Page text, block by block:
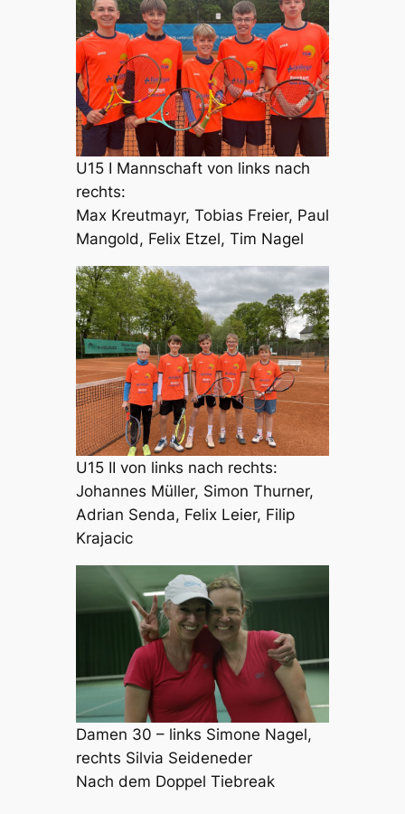
U15 I Mannschaft von links nach
rechts:
Max Kreutmayr, Tobias Freier, Paul
Mangold, Felix Etzel, Tim Nagel
U15 II von links nach rechts:
Johannes Müller, Simon Thurner,
Adrian Senda, Felix Leier, Filip
Krajacic
Damen 30 – links Simone Nagel,
rechts Silvia Seideneder
Nach dem Doppel Tiebreak